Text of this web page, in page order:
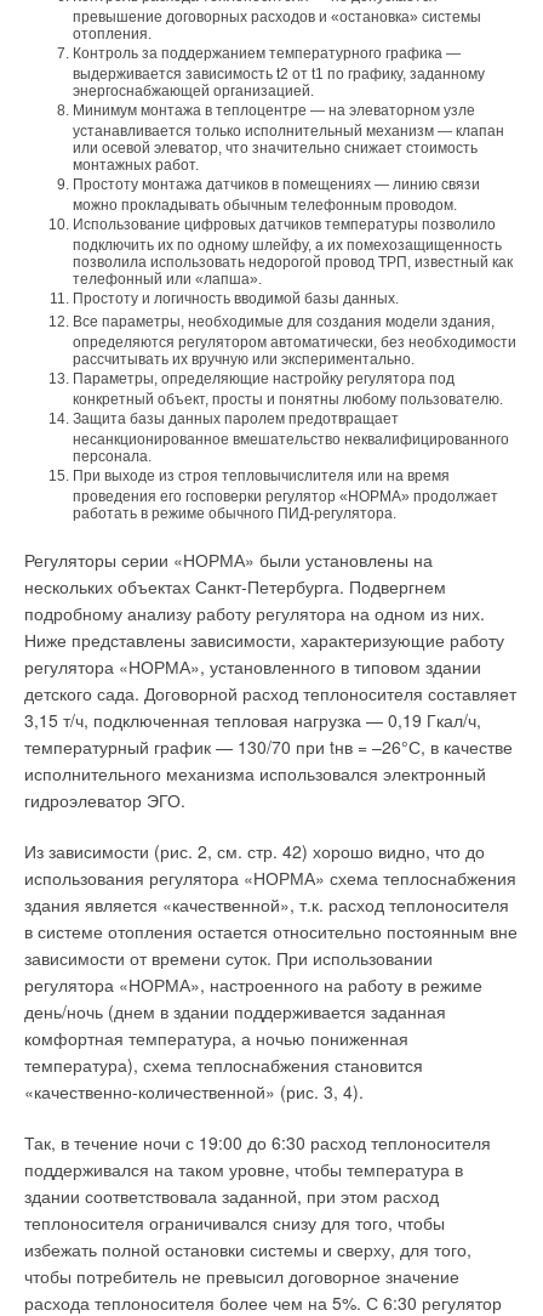
превышение договорных расходов и «остановка» системы
отопления.
Контроль за поддержанием температурного графика —
выдерживается зависимость t2 от t1 по графику, заданному
энергоснабжающей организацией.
Минимум монтажа в теплоцентре — на элеваторном узле
устанавливается только исполнительный механизм — клапан
или осевой элеватор, что значительно снижает стоимость
монтажных работ.
Простоту монтажа датчиков в помещениях — линию связи
можно прокладывать обычным телефонным проводом.
Использование цифровых датчиков температуры позволило
подключить их по одному шлейфу, а их помехозащищенность
позволила использовать недорогой провод ТРП, известный как
телефонный или «лапша».
Простоту и логичность вводимой базы данных.
Все параметры, необходимые для создания модели здания,
определяются регулятором автоматически, без необходимости
рассчитывать их вручную или экспериментально.
Параметры, определяющие настройку регулятора под
конкретный объект, просты и понятны любому пользователю.
Защита базы данных паролем предотвращает
несанкционированное вмешательство неквалифицированного
персонала.
При выходе из строя тепловычислителя или на время
проведения его госповерки регулятор «НОРМА» продолжает
работать в режиме обычного ПИД-регулятора.
Регуляторы серии «НОРМА» были установлены на
нескольких объектах Санкт-Петербурга. Подвергнем
подробному анализу работу регулятора на одном из них.
Ниже представлены зависимости, характеризующие работу
регулятора «НОРМА», установленного в типовом здании
детского сада. Договорной расход теплоносителя составляет
3,15 т/ч, подключенная тепловая нагрузка — 0,19 Гкал/ч,
температурный график — 130/70 при tнв = –26°С, в качестве
исполнительного механизма использовался электронный
гидроэлеватор ЭГО.
Из зависимости (рис. 2, см. стр. 42) хорошо видно, что до
использования регулятора «НОРМА» схема теплоснабжения
здания является «качественной», т.к. расход теплоносителя
в системе отопления остается относительно постоянным вне
зависимости от времени суток. При использовании
регулятора «НОРМА», настроенного на работу в режиме
день/ночь (днем в здании поддерживается заданная
комфортная температура, а ночью пониженная
температура), схема теплоснабжения становится
«качественно-количественной» (рис. 3, 4).
Так, в течение ночи с 19:00 до 6:30 расход теплоносителя
поддерживался на таком уровне, чтобы температура в
здании соответствовала заданной, при этом расход
теплоносителя ограничивался снизу для того, чтобы
избежать полной остановки системы и сверху, для того,
чтобы потребитель не превысил договорное значение
расхода теплоносителя более чем на 5%. С 6:30 регулятор